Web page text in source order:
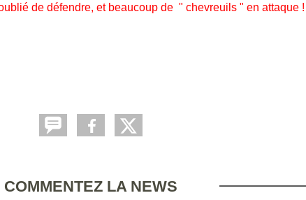
de défendre, et beaucoup de " chevreuils " en attaque !
COMMENTEZ LA NEWS